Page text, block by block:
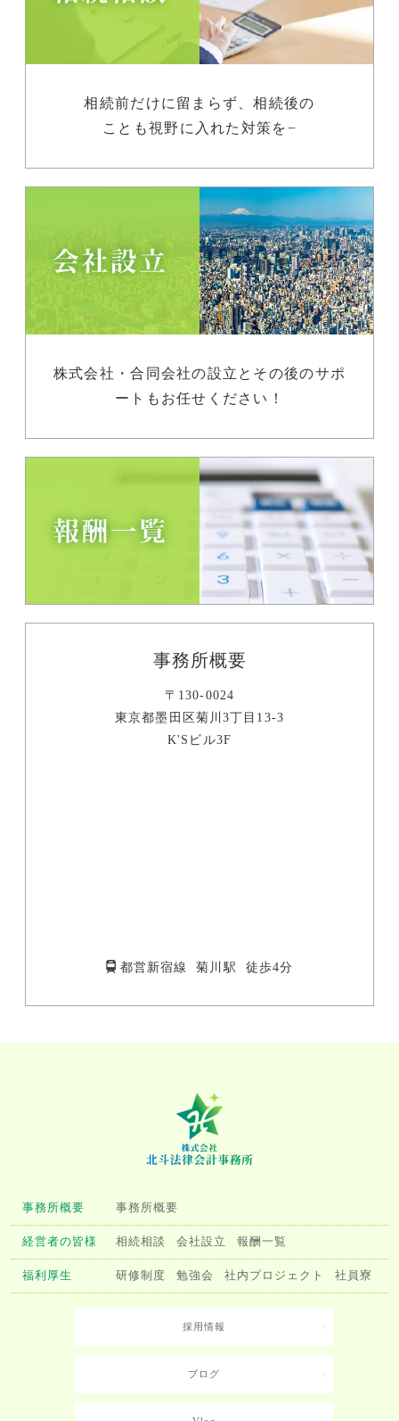
相続前だけに留まらず、相続後の
ことも視野に入れた対策を−
株式会社・合同会社の設立とその後のサポ
ートもお任せください！
事務所概要
〒130-0024
東京都墨田区菊川3丁目13-3
K'Sビル3F
都営新宿線 菊川駅 徒歩4分
事務所概要 事務所概要
経営者の皆様 相続相談 会社設立 報酬一覧
福利厚生 研修制度 勉強会 社内プロジェクト 社員寮
採用情報
ブログ